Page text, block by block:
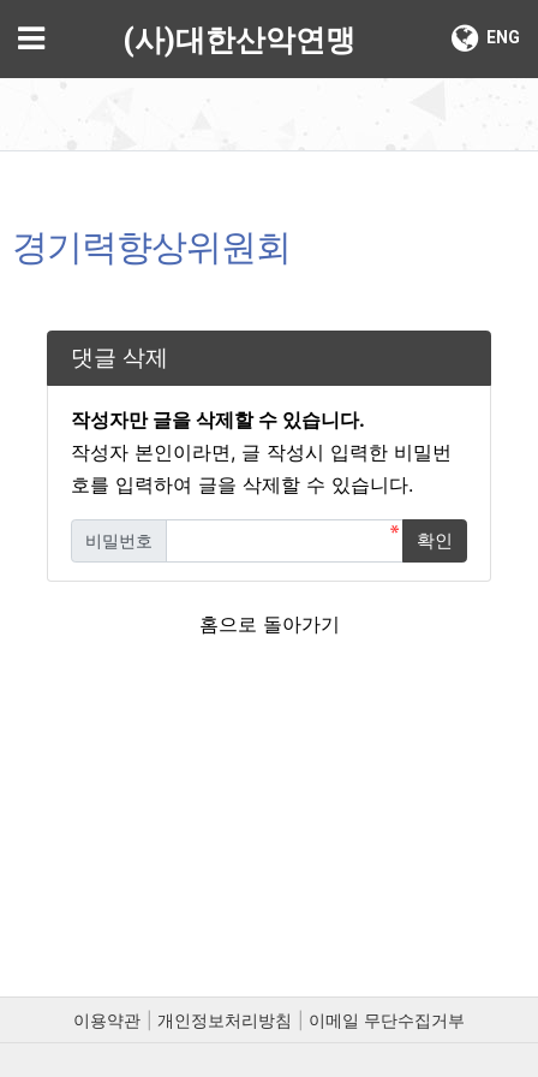
메뉴 ENG
(사)대한산악연맹
경기력향상위원회
댓글 삭제
작성자만 글을 삭제할 수 있습니다.
작성자 본인이라면, 글 작성시 입력한 비밀번
호를 입력하여 글을 삭제할 수 있습니다.
비밀번호
필수 확인
홈으로 돌아가기
이용약관 개인정보처리방침 이메일 무단수집거부